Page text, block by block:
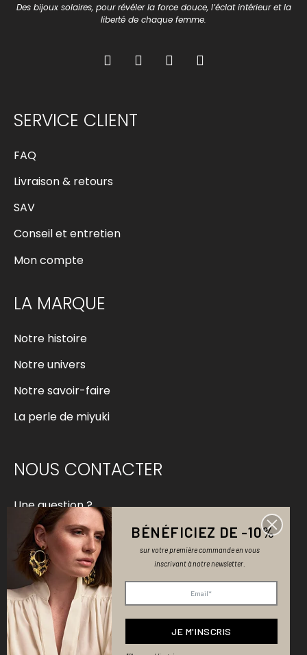
Des bijoux solaires, pour révéler la force douce, l’éclat intérieur et la
liberté de chaque femme.
SERVICE CLIENT
FAQ
Livraison & retours
SAV
Conseil et entretien
Mon compte
LA MARQUE
Notre histoire
Notre univers
Notre savoir-faire
La perle de miyuki
NOUS CONTACTER
Une question ?
contact@bellemaispasque.com
Devenir revendeur
Mentions légales
Politique de confidentialité & cookies
BÉNÉFICIEZ DE -10%
sur votre première commande en vous
inscrivant à notre newsletter.